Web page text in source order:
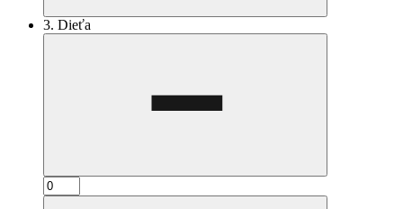
3. Dieťa